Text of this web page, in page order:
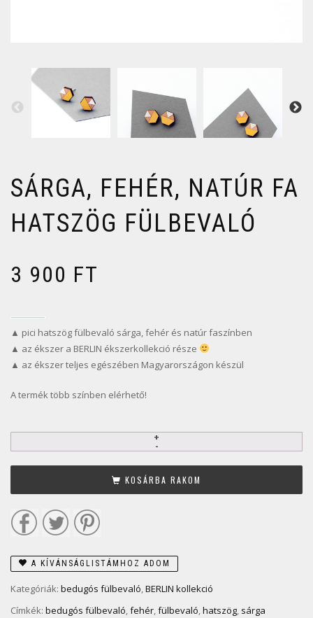
SÁRGA, FEHÉR, NATÚR FA
HATSZÖG FÜLBEVALÓ
3 900 FT
▲ pici hatszög fülbevaló sárga, fehér és natúr faszínben
▲ az ékszer a BERLIN ékszerkollekció része
▲ az ékszer teljes egészében Magyarországon készül
A termék több színben elérhető!
KOSÁRBA RAKOM
A KÍVÁNSÁGLISTÁMHOZ ADOM
Kategóriák: bedugós fülbevaló,BERLIN kollekció
Címkék: bedugós fülbevaló,fehér,fülbevaló,hatszög, sárga